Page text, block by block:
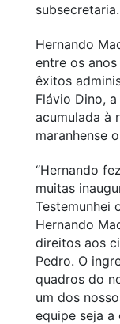
subsecretaria.
Hernando
entre os
êxitos
Flávio Dino,
acumulada à
maranhense
“Hernando
muitas
Testemunhei
Hernando
direitos aos
Pedro. O
quadros do
um dos
equipe seja a